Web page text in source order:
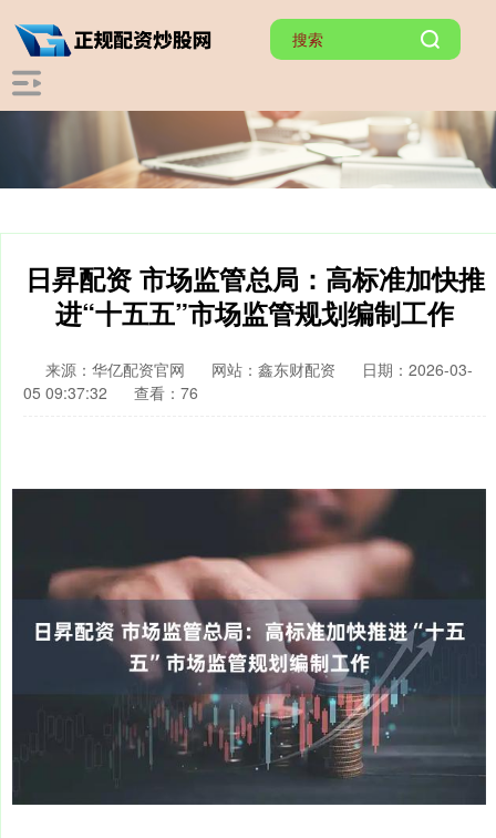
日昇配资 市场监管总局：高标准加快推
进“十五五”市场监管规划编制工作
来源：华亿配资官网 网站：鑫东财配资
日期：2026-03-
05 09:37:32
查看：76